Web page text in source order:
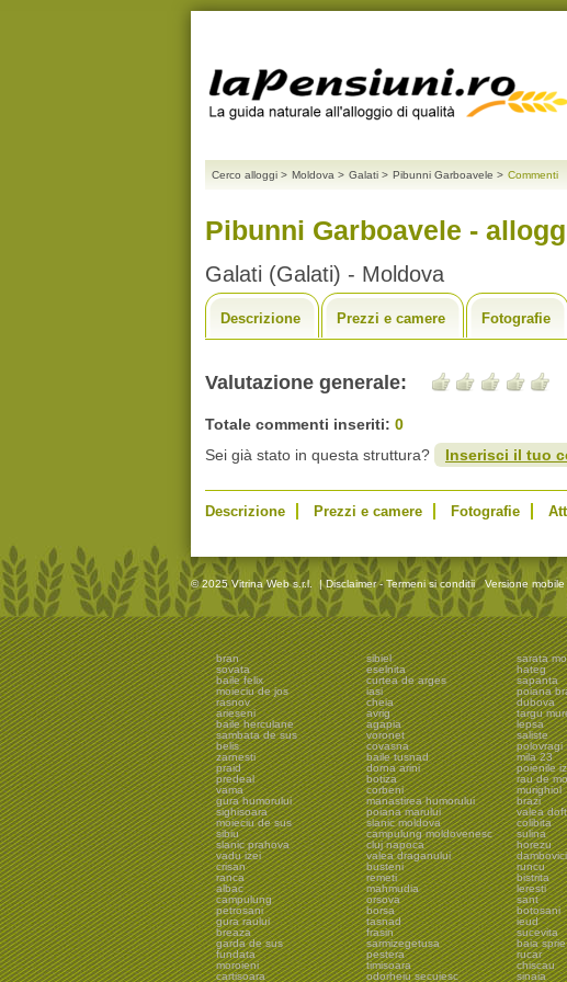
Cerco alloggi > Moldova > Galati > Pibunni Garboavele > Commenti
Pibunni Garboavele -
Galati (Galati) - Moldova
Descrizione Prezzi e camere Fotografie
Valutazione generale:
Totale commenti inseriti: 0
Sei già stato in questa struttura?
Inserisci il tuo
Descrizione Prezzi e camere Fotografie
© 2025 Vitrina Web s.r.l. |Disclaimer - Termeni si conditii Versione mobile
bran
sovata
baile felix
moieciu de jos
rasnov
arieseni
baile herculane
sambata de sus
belis
zarnesti
praid
predeal
vama
gura humorului
sighisoara
moieciu de sus
sibiu
slanic prahova
vadu izei
crisan
ranca
albac
campulung
petrosani
gura raului
breaza
garda de sus
fundata
moroieni
cartisoara
sibiel
eselnita
curtea de arges
iasi
cheia
avrig
agapia
voronet
covasna
baile tusnad
dorna arini
botiza
corbeni
manastirea humorului
poiana marului
slanic moldova
campulung moldovenesc
cluj napoca
valea draganului
busteni
remeti
mahmudia
orsova
borsa
tasnad
frasin
sarmizegetusa
pestera
timisoara
odorheiu secuiesc
sarata
hateg
sapanta
poiana
dubova
targu
lepsa
saliste
polovragi
mila 23
poienile
rau de
murighiol
brazi
valea
colibita
sulina
horezu
runcu
bistrita
leresti
sant
botosani
ieud
sucevita
baia sprie
rucar
chiscau
sinaia